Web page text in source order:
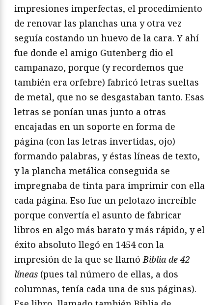
impresiones imperfectas, el procedimiento
de renovar las planchas una y otra vez
seguía costando un huevo de la cara. Y ahí
fue donde el amigo Gutenberg dio el
campanazo, porque (y recordemos que
también era orfebre) fabricó letras sueltas
de metal, que no se desgastaban tanto. Esas
letras se ponían unas junto a otras
encajadas en un soporte en forma de
página (con las letras invertidas, ojo)
formando palabras, y éstas líneas de texto,
y la plancha metálica conseguida se
impregnaba de tinta para imprimir con ella
cada página. Eso fue un pelotazo increíble
porque convertía el asunto de fabricar
libros en algo más barato y más rápido, y el
éxito absoluto llegó en 1454 con la
impresión de la que se llamóBiblia de 42
líneas (pues tal número de ellas, a dos
columnas, tenía cada una de sus páginas).